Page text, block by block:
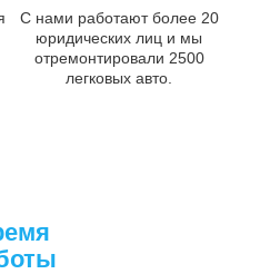
С нами работают более 20
юридических лиц и мы
отремонтировали 2500
легковых авто.